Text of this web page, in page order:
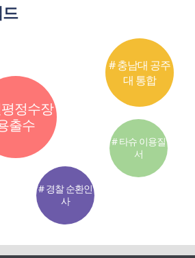
정수장
출수
# 충남대 공주
대 통합
# 경찰 순환인
사
# 타슈 이용질
서